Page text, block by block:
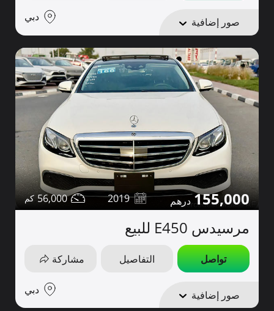
صور إضافية دبي
155,000
2019
56,000
مرسيدس E450 للبيع
تواصل التفاصيل مشاركة
صور إضافية دبي